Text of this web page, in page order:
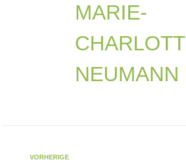
MARIE-
CHARLOTT
NEUMANN
VORHERIGE